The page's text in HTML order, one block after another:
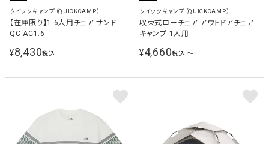
クイックキャンプ（QUICKCAMP）
【在庫限り】1.6人用チェア サンド
QC-AC1.6
¥8,430税込
クイックキャンプ（QUICKCAMP）
収束式ローチェア アウトドアチェア
キャンプ 1人用
¥4,660税込 〜